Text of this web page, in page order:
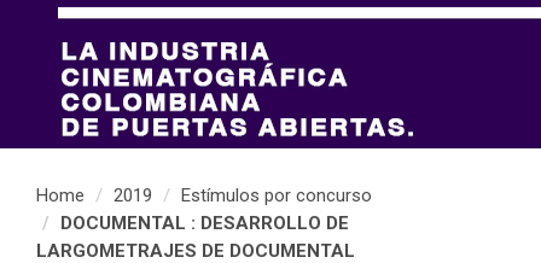
Home 2019
Estímulos por concurso
DOCUMENTAL : DESARROLLO DE
LARGOMETRAJES DE DOCUMENTAL